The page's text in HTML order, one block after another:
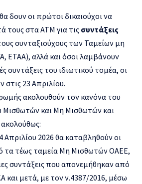
δουν οι πρώτοι δικαιούχοι να
τους στα ΑΤΜ για τις συντάξεις
συνταξιούχους των Ταμείων μη
ΕΤΑΑ), αλλά και όσοι λαμβάνουν
συντάξεις του ιδιωτικού τομέα, οι
23 Απριλίου.
ακολουθούν τον κανόνα του
Μισθωτών και Μη Μισθωτών και
2026 θα καταβληθούν οι
τα τέως ταμεία Μη Μισθωτών ΟΑΕΕ,
συντάξεις που απονεμήθηκαν από
και μετά, με τον ν.4387/2016, μέσω